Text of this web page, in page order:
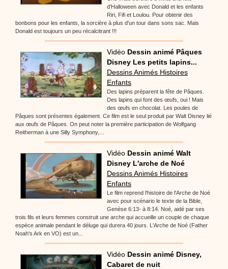
d'Halloween avec Donald et les enfants
Riri, Fifi et Loulou. Pour obtenir des
bonbons pour les enfants, la sorcière à plus d'un tour dans sons sac. Mais
Donald est toujours un peu récalcitrant !!!
Vidéo Dessin animé Pâques
Disney Les petits lapins...
Dessins Animés Histoires
Enfants
Des lapins préparent la fête de Pâques.
Des lapins qui font des œufs, oui ! Mais
des œufs en chocolat. Les poules de
Pâques sont présentes également. Ce film est le seul produit par Walt Disney lié
aux œufs de Pâques. On peut noter la première participation de Wolfgang
Reitherman à une Silly Symphony,...
Vidéo Dessin animé Walt
Disney L'arche de Noé
Dessins Animés Histoires
Enfants
Le film reprend l'histoire de l'Arche de Noé
avec pour scénario le texte de la Bible,
Genèse 6:13- à 8:14. Noé, aidé par ses
trois fils et leurs femmes construit une arche qui accueille un couple de chaque
espèce animale pendant le déluge qui durera 40 jours. L'Arche de Noé (Father
Noah's Ark en VO) est un...
Vidéo Dessin animé Disney,
Cabaret de nuit